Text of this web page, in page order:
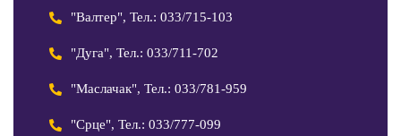
"Валтер", Тел.: 033/715-103
"Дуга", Тел.: 033/711-702
"Маслачак", Тел.: 033/781-959
"Срце", Тел.: 033/777-099